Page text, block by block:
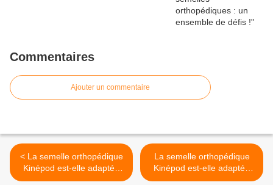
Commentaires
Ajouter un commentaire
< La semelle orthopédique
Kinépod est-elle adaptée
pour la haute montagne et
La semelle orthopédique
Kinépod est-elle adaptée
pour la promenade ? Notre